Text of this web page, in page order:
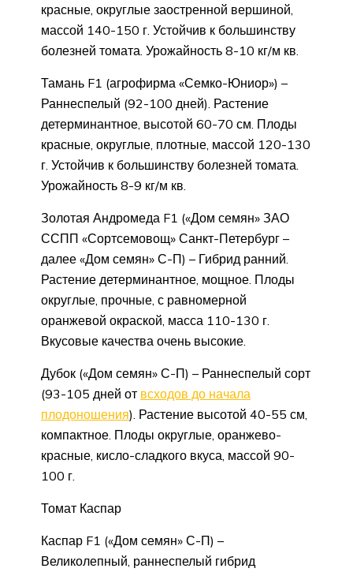
красные, округлые заостренной вершиной,
массой 140-150 г. Устойчив к большинству
болезней томата. Урожайность 8-10 кг/м кв.
Тамань F1 (агрофирма «Семко-Юниор») –
Раннеспелый (92-100 дней). Растение
детерминантное, высотой 60-70 см. Плоды
красные, округлые, плотные, массой 120-130
г. Устойчив к большинству болезней томата.
Урожайность 8-9 кг/м кв.
Золотая Андромеда F1 («Дом семян» ЗАО
ССПП «Сортсемовощ» Санкт-Петербург –
далее «Дом семян» С-П) – Гибрид ранний.
Растение детерминантное, мощное. Плоды
округлые, прочные, с равномерной
оранжевой окраской, масса 110-130 г.
Вкусовые качества очень высокие.
Дубок («Дом семян» С-П) – Раннеспелый сорт
(93-105 дней от всходов до начала
плодоношения). Растение высотой 40-55 см,
компактное. Плоды округлые, оранжево-
красные, кисло-сладкого вкуса, массой 90-
100 г.
Томат Каспар
Каспар F1 («Дом семян» С-П) –
Великолепный, раннеспелый гибрид